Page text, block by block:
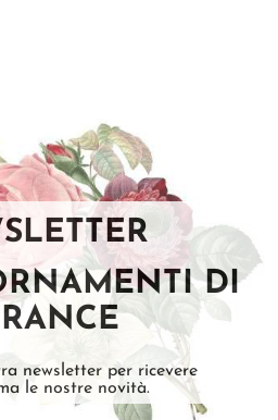
DI
newsletter per ricevere
le nostre novità.